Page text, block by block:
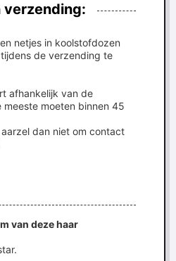
netjes in koolstofdozen
de verzending te
afhankelijk van de
meeste moeten binnen 45
dan niet om contact
van deze haar